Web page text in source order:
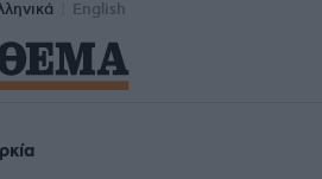
English